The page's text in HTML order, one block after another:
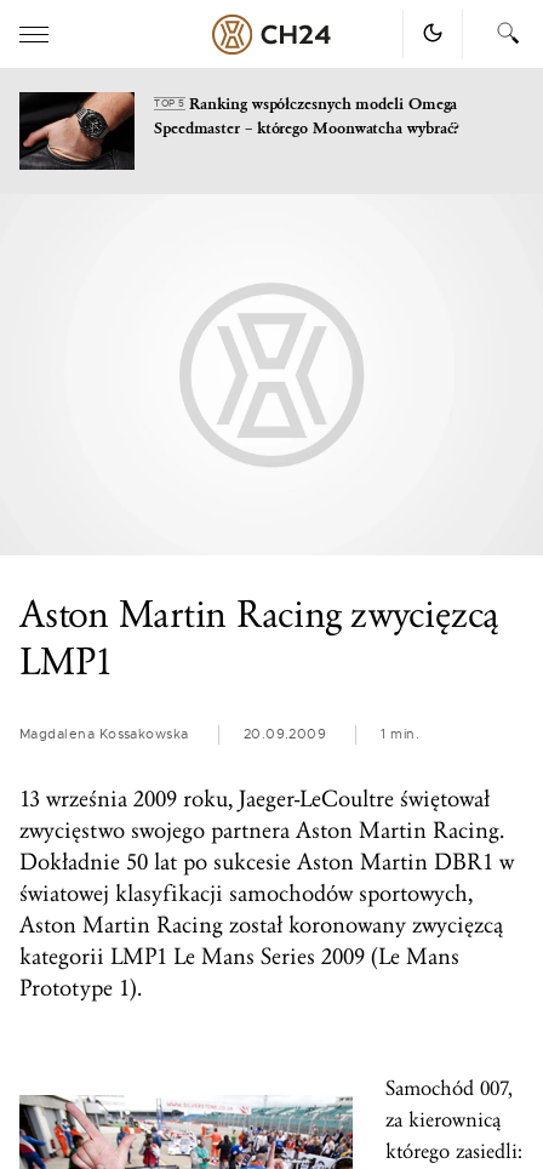
TOP 5Ranking współczesnych modeli Omega
Speedmaster – którego Moonwatcha wybrać?
Aston Martin Racing zwycięzcą
LMP1
Magdalena Kossakowska 20.09.2009 1 min.
13 września 2009 roku, Jaeger-LeCoultre świętował
zwycięstwo swojego partnera Aston Martin Racing.
Dokładnie 50 lat po sukcesie Aston Martin DBR1 w
światowej klasyfikacji samochodów sportowych,
Aston Martin Racing został koronowany zwycięzcą
kategorii LMP1 Le Mans Series 2009 (Le Mans
Prototype 1).
Samochód 007,
za kierownicą
którego zasiedli: